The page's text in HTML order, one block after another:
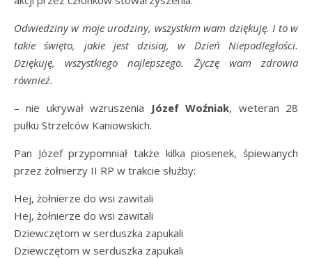
Odwiedziny w moje urodziny, wszystkim wam dziękuję. I to w
takie święto, jakie jest dzisiaj, w Dzień Niepodległości.
Dziękuję, wszystkiego najlepszego. Życzę wam zdrowia
również.
– nie ukrywał wzruszenia Józef Woźniak, weteran 28
pułku Strzelców Kaniowskich.
Pan Józef przypomniał także kilka piosenek, śpiewanych
przez żołnierzy II RP w trakcie służby:
Hej, żołnierze do wsi zawitali
Hej, żołnierze do wsi zawitali
Dziewczętom w serduszka zapukali
Dziewczętom w serduszka zapukali